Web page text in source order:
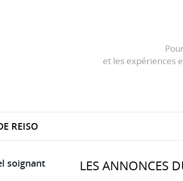
et les expériences
REISO
soignant LES ANNONCES